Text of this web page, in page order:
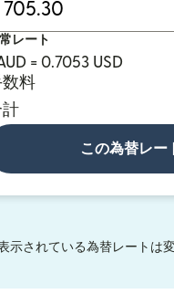
レート
= 0.7053 USD
数料
計
この為替レー
示されている為替レートは
）